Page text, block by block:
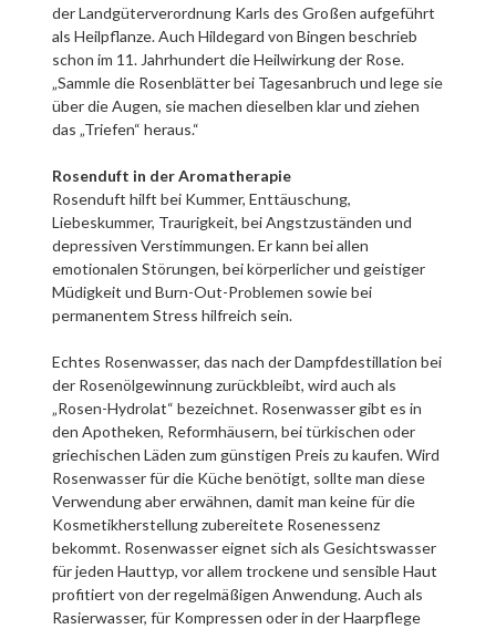
der Landgüterverordnung Karls des Großen aufgeführt
als Heilpflanze. Auch Hildegard von Bingen beschrieb
schon im 11. Jahrhundert die Heilwirkung der Rose.
„Sammle die Rosenblätter bei Tagesanbruch und lege sie
über die Augen, sie machen dieselben klar und ziehen
das „Triefen“ heraus.“
Rosenduft in der Aromatherapie
Rosenduft hilft bei Kummer, Enttäuschung,
Liebeskummer, Traurigkeit, bei Angstzuständen und
depressiven Verstimmungen. Er kann bei allen
emotionalen Störungen, bei körperlicher und geistiger
Müdigkeit und Burn-Out-Problemen sowie bei
permanentem Stress hilfreich sein.
Echtes Rosenwasser, das nach der Dampfdestillation bei
der Rosenölgewinnung zurückbleibt, wird auch als
„Rosen-Hydrolat“ bezeichnet. Rosenwasser gibt es in
den Apotheken, Reformhäusern, bei türkischen oder
griechischen Läden zum günstigen Preis zu kaufen. Wird
Rosenwasser für die Küche benötigt, sollte man diese
Verwendung aber erwähnen, damit man keine für die
Kosmetikherstellung zubereitete Rosenessenz
bekommt. Rosenwasser eignet sich als Gesichtswasser
für jeden Hauttyp, vor allem trockene und sensible Haut
profitiert von der regelmäßigen Anwendung. Auch als
Rasierwasser, für Kompressen oder in der Haarpflege